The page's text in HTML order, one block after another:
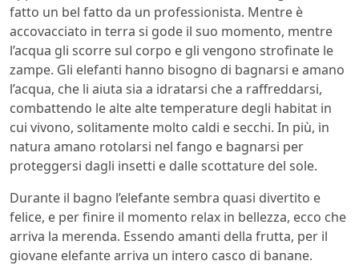
fatto un bel fatto da un professionista. Mentre è
accovacciato in terra si gode il suo momento, mentre
l’acqua gli scorre sul corpo e gli vengono strofinate le
zampe. Gli elefanti hanno bisogno di bagnarsi e amano
l’acqua, che li aiuta sia a idratarsi che a raffreddarsi,
combattendo le alte alte temperature degli habitat in
cui vivono, solitamente molto caldi e secchi. In più, in
natura amano rotolarsi nel fango e bagnarsi per
proteggersi dagli insetti e dalle scottature del sole.
Durante il bagno l’elefante sembra quasi divertito e
felice, e per finire il momento relax in bellezza, ecco che
arriva la merenda. Essendo amanti della frutta, per il
giovane elefante arriva un intero casco di banane.